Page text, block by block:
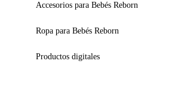
Accesorios para Bebés Reborn
Productos digitales
Ropa para Bebés Reborn